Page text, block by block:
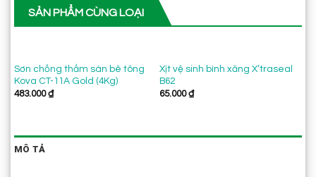
SẢN PHẨM CÙNG LOẠI
Sơn chống thấm sàn bê tông
Kova CT-11A Gold (4Kg)
483.000₫
Xịt vệ sinh bình xăng X’traseal
B62
65.000₫
MÔ TẢ